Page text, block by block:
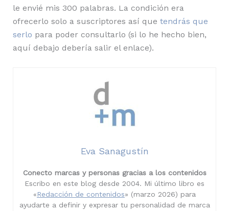
le envié mis 300 palabras. La condición era
ofrecerlo solo a suscriptores así que tendrás que
serlo para poder consultarlo (si lo he hecho bien,
aquí debajo debería salir el enlace).
Eva Sanagustín
Conecto marcas y personas gracias a los contenidos
Escribo en este blog desde 2004. Mi último libro es
«Redacción de contenidos» (marzo 2026) para
ayudarte a definir y expresar tu personalidad de marca